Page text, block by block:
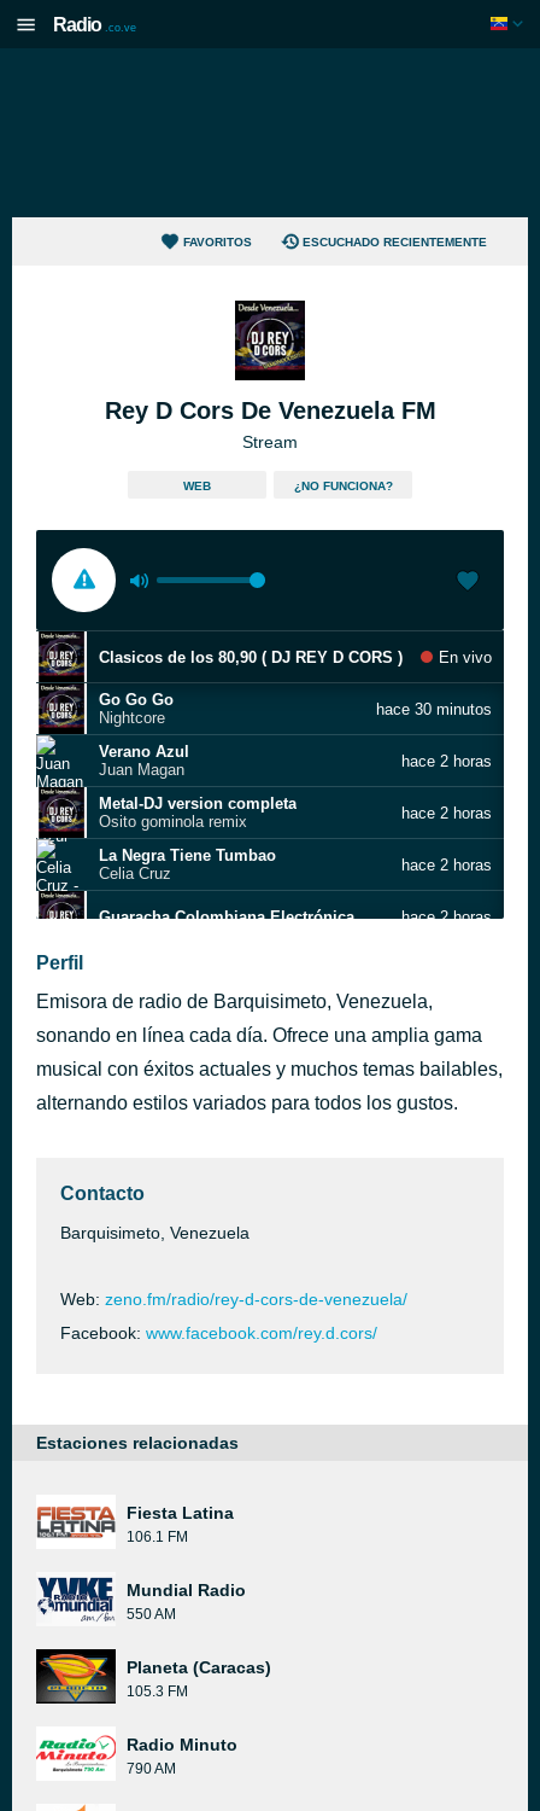
Radio .co.ve
FAVORITOS ESCUCHADO RECIENTEMENTE
Rey D Cors De Venezuela FM
Stream
WEB ¿NO FUNCIONA?
Clasicos de los 80,90 ( DJ REY D CORS ) En vivo
Go Go Go
Nightcore
hace 30 minutos
Verano Azul
Juan Magan
hace 2 horas
Metal-DJ version completa
Osito gominola remix
hace 2 horas
La Negra Tiene Tumbao
Celia Cruz
hace 2 horas
Guaracha Colombiana Electrónica hace 2 horas
PAPÁS
Mau y Ricky
On the Floor
Jennifer Lopez
hace 4 horas
El teke teke
Perfil
Emisora de radio de Barquisimeto, Venezuela,
sonando en línea cada día. Ofrece una amplia gama
musical con éxitos actuales y muchos temas bailables,
alternando estilos variados para todos los gustos.
Contacto
Barquisimeto, Venezuela
Web: zeno.fm/radio/rey-d-cors-de-venezuela/
Facebook: www.facebook.com/rey.d.cors/
Estaciones relacionadas
Fiesta Latina
106.1 FM
Mundial Radio
550 AM
Planeta (Caracas)
105.3 FM
Radio Minuto
790 AM